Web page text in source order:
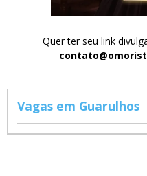
Quer ter seu link
Vagas em Guarulhos